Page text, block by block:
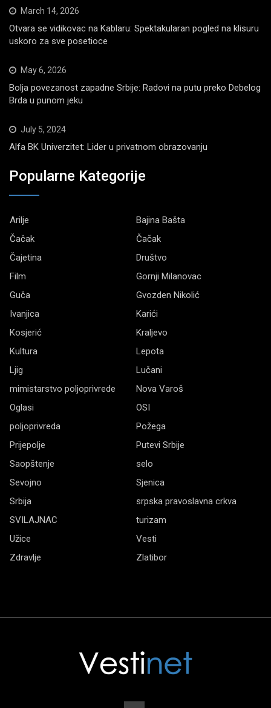
March 14, 2026
Otvara se vidikovac na Kablaru: Spektakularan pogled na klisuru
uskoro za sve posetioce
May 6, 2026
Bolja povezanost zapadne Srbije: Radovi na putu preko Debelog
Brda u punom jeku
July 5, 2024
Alfa BK Univerzitet: Lider u privatnom obrazovanju
Popularne Kategorije
Arilje
Bajina Bašta
Čačak
Čačak
Čajetina
Društvo
Film
Gornji Milanovac
Guča
Gvozden Nikolić
Ivanjica
Karići
Kosjerić
Kraljevo
Kultura
Lepota
Ljig
Lučani
mimistarstvo poljoprivrede
Nova Varoš
Oglasi
OSI
poljoprivreda
Požega
Prijepolje
Putevi Srbije
Saopštenje
selo
Sevojno
Sjenica
Srbija
srpska pravoslavna crkva
SVILAJNAC
turizam
Užice
Vesti
Zdravlje
Zlatibor